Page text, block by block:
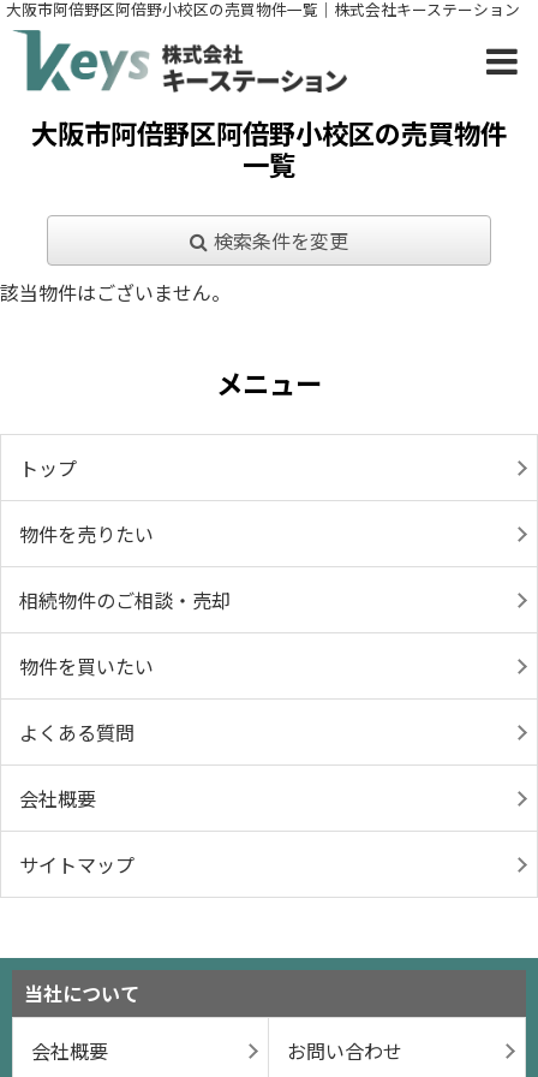
大阪市阿倍野区阿倍野小校区の売買物件一覧｜株式会社キーステーション
大阪市阿倍野区阿倍野小校区の売買物件
一覧
検索条件を変更
該当物件はございません。
メニュー
トップ
物件を売りたい
相続物件のご相談・売却
物件を買いたい
よくある質問
会社概要
サイトマップ
当社について
会社概要
お問い合わせ